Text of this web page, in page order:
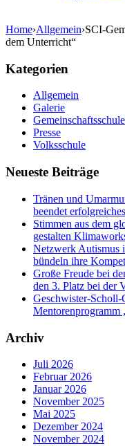
Home›Allgemein›SCI-
dem Unterricht“
Kategorien
Allgemein
Galerie
Gemeinschaftsschule
Presse
Volksschule
Neueste Beiträge
Tränen und
beendet
Stimmen aus dem
gestalten
Netzwerk Autismus
bündeln ihre
Große Freude bei
den 3. Platz bei der
Geschwister-Scholl-
Mentorenprogramm
Archiv
Juli 2026
Februar 2026
Januar 2026
November 2025
Mai 2025
Dezember 2024
November 2024